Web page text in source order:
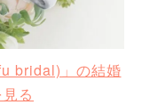
bridal)」の結婚
る